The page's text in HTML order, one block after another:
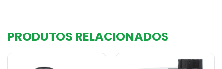
PRODUTOS RELACIONADOS